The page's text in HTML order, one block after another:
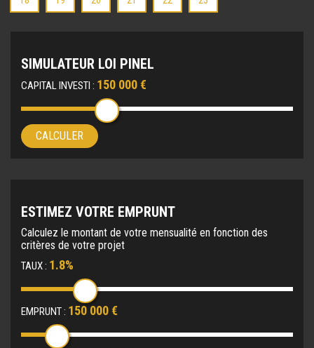
SIMULATEUR LOI PINEL
CAPITAL INVESTI : 150 000 €
CALCULER
ESTIMEZ VOTRE EMPRUNT
Calculez le montant de votre mensualité en fonction des
critères de votre projet
TAUX : 1.8%
EMPRUNT : 150 000 €